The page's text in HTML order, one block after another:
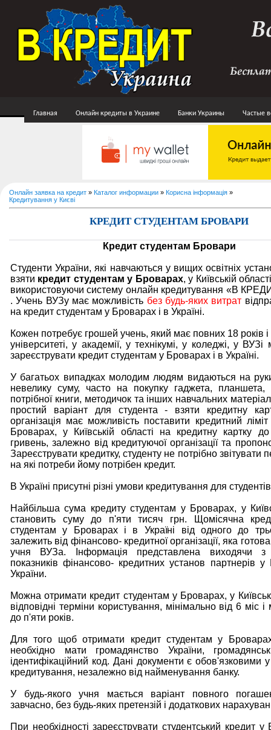
Главная Онлайн кредиты в Украине Банки Украины Частые
Онлайн заявка на кредит » Каталог информации » Корисна інформація »
Кредитування у Києві
КРЕДИТ СТУДЕНТАМ БРОВАРИ
Кредит студентам Бровари
Студенти України, які навчаються у вищих освітніх
взяти кредит студентам у Броварах, у Київській
використовуючи систему онлайн кредитування «В
. Учень ВУЗу має можливість без будь-яких витрат
на кредит студентам у Броварах і в Україні.
Кожен потребує грошей учень, який має повних 18 років і
університеті, у академії, у технікумі, у коледжі, у ВУЗі
зареєструвати кредит студентам у Броварах і в Україні.
У багатьох випадках молодим людям видаються на
невелику суму, часто на покупку гаджета, планшета,
потрібної книги, методичок та інших навчальних
простий варіант для студента - взяти кредитну
організація має можливість поставити кредитний
Броварах, у Київській області на кредитну картку
гривень, залежно від кредитуючої організації та
Зареєструвати кредитку, студенту не потрібно звітувати
на які потреби йому потрібен кредит.
В Україні присутні різні умови кредитування для
Найбільша сума кредиту студентам у Броварах, у
становить суму до п'яти тисяч грн. Щомісячна
студентам у Броварах і в Україні від одного до
залежить від фінансово- кредитної організації, яка
учня ВУЗа. Інформація представлена виходячи з
показників фінансово- кредитних установ партнерів
України.
Можна отримати кредит студентам у Броварах, у
відповідні терміни користування, мінімально від 6 міс
до п'яти років.
Для того щоб отримати кредит студентам у
необхідно мати громадянство України,
ідентифікаційний код. Дані документи є обов'язковими у
кредитування, незалежно від найменування банку.
У будь-якого учня мається варіант повного
завчасно, без будь-яких претензій і додаткових
При необхідності зареєструвати студентський кредит